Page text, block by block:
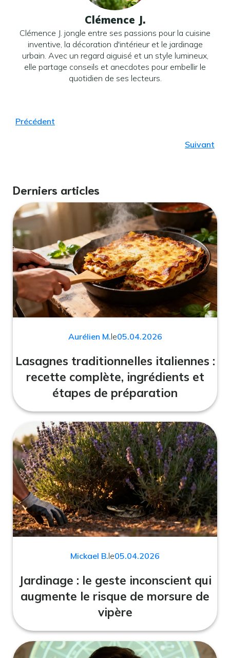
Clémence J.
Clémence J. jongle entre ses passions pour la cuisine
inventive, la décoration d'intérieur et le jardinage
urbain. Avec un regard aiguisé et un style lumineux,
elle partage conseils et anecdotes pour embellir le
quotidien de ses lecteurs.
Précédent
Suivant
Derniers articles
Aurélien M.le05.04.2026
Lasagnes traditionnelles italiennes :
recette complète, ingrédients et
étapes de préparation
Mickael B.le05.04.2026
Jardinage : le geste inconscient qui
augmente le risque de morsure de
vipère